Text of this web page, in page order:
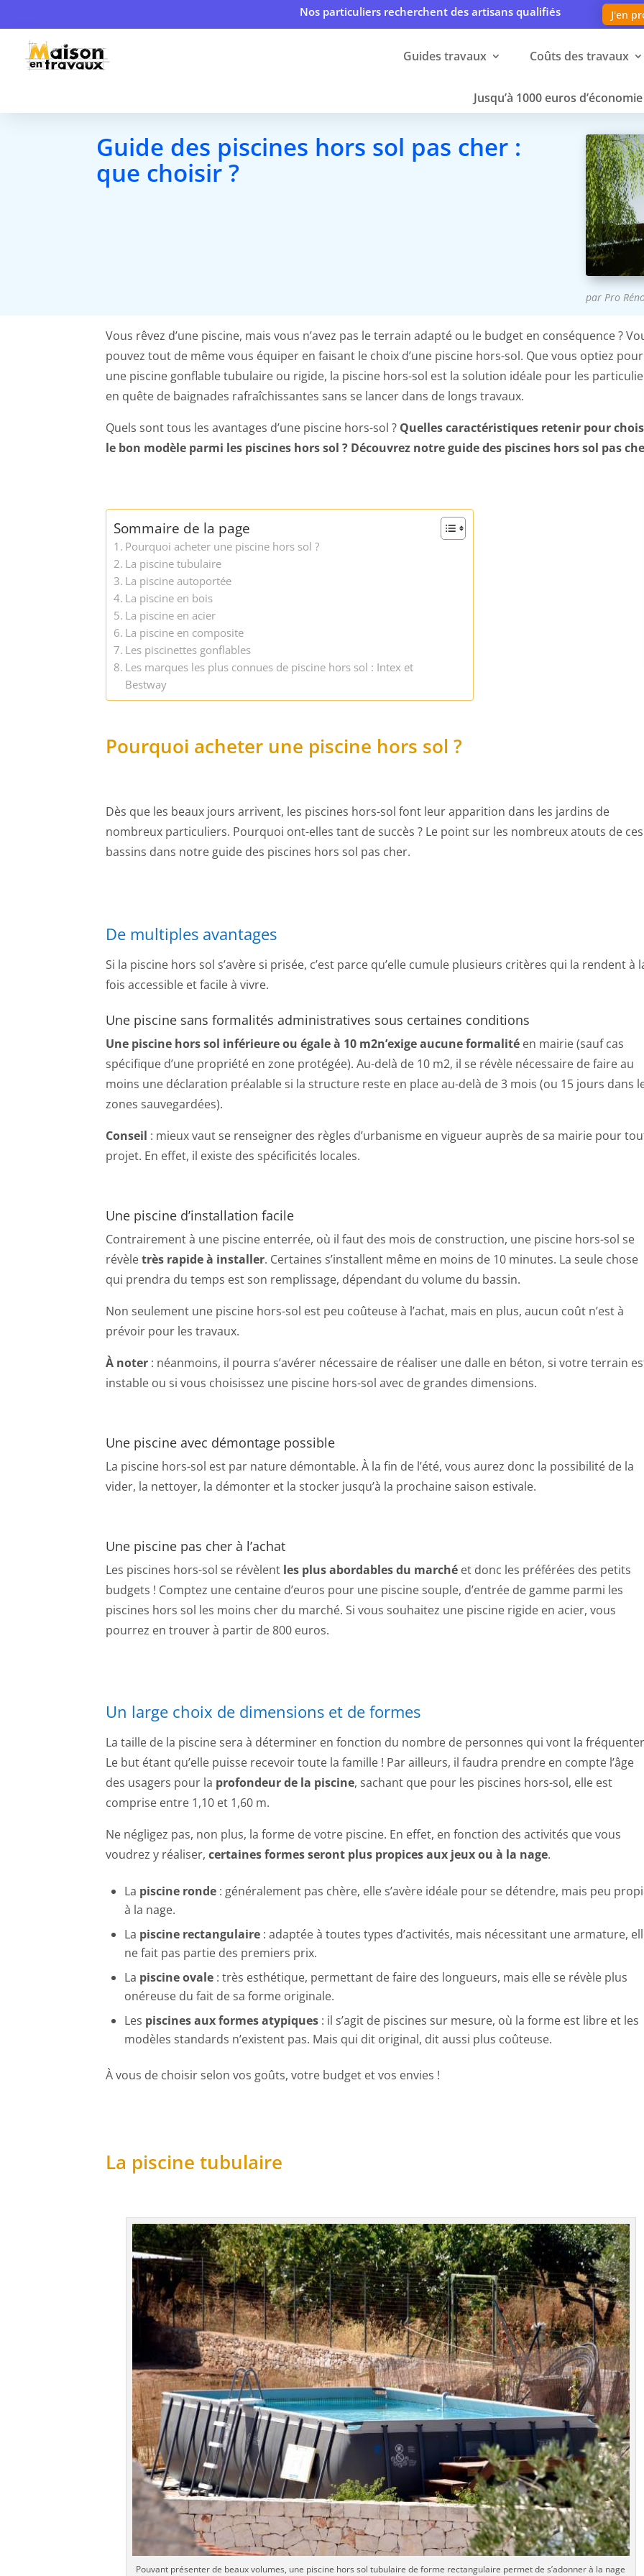
Nos particuliers recherchent des artisans qualifiés J'en
Guides travaux Coûts des travaux
Jusqu’à 1000 euros
Guide des piscines hors sol pas cher :
que choisir ?
par Pro
Vous rêvez d’une piscine, mais vous n’avez pas le terrain adapté ou le budget en conséquence ?
pouvez tout de même vous équiper en faisant le choix d’une piscine hors-sol. Que vous optiez pour
une piscine gonflable tubulaire ou rigide, la piscine hors-sol est la solution idéale pour les
en quête de baignades rafraîchissantes sans se lancer dans de longs travaux.
Quels sont tous les avantages d’une piscine hors-sol ? Quelles caractéristiques retenir pour
le bon modèle parmi les piscines hors sol ? Découvrez notre guide des piscines hors sol pas
Sommaire de la page
Pourquoi acheter une piscine hors sol ?
La piscine tubulaire
La piscine autoportée
La piscine en bois
La piscine en acier
La piscine en composite
Les piscinettes gonflables
Les marques les plus connues de piscine hors sol : Intex et
Bestway
Pourquoi acheter une piscine hors sol ?
Dès que les beaux jours arrivent, les piscines hors-sol font leur apparition dans les jardins de
nombreux particuliers. Pourquoi ont-elles tant de succès ? Le point sur les nombreux atouts de ces
bassins dans notre guide des piscines hors sol pas cher.
De multiples avantages
Si la piscine hors sol s’avère si prisée, c’est parce qu’elle cumule plusieurs critères qui la rendent à
fois accessible et facile à vivre.
Une piscine sans formalités administratives sous certaines conditions
Une piscine hors sol inférieure ou égale à 10 m2n’exige aucune formalité en mairie (sauf cas
spécifique d’une propriété en zone protégée). Au-delà de 10 m2, il se révèle nécessaire de faire au
moins une déclaration préalable si la structure reste en place au-delà de 3 mois (ou 15 jours dans
zones sauvegardées).
Conseil : mieux vaut se renseigner des règles d’urbanisme en vigueur auprès de sa mairie pour
projet. En effet, il existe des spécificités locales.
Une piscine d’installation facile
Contrairement à une piscine enterrée, où il faut des mois de construction, une piscine hors-sol se
révèletrès rapide à installer. Certaines s’installent même en moins de 10 minutes. La seule chose
qui prendra du temps est son remplissage, dépendant du volume du bassin.
Non seulement une piscine hors-sol est peu coûteuse à l’achat, mais en plus, aucun coût n’est à
prévoir pour les travaux.
À noter : néanmoins, il pourra s’avérer nécessaire de réaliser une dalle en béton, si votre terrain
instable ou si vous choisissez une piscine hors-sol avec de grandes dimensions.
Une piscine avec démontage possible
La piscine hors-sol est par nature démontable. À la fin de l’été, vous aurez donc la possibilité de la
vider, la nettoyer, la démonter et la stocker jusqu’à la prochaine saison estivale.
Une piscine pas cher à l’achat
Les piscines hors-sol se révèlent les plus abordables du marché et donc les préférées des petits
budgets ! Comptez une centaine d’euros pour une piscine souple, d’entrée de gamme parmi les
piscines hors sol les moins cher du marché. Si vous souhaitez une piscine rigide en acier, vous
pourrez en trouver à partir de 800 euros.
Un large choix de dimensions et de formes
La taille de la piscine sera à déterminer en fonction du nombre de personnes qui vont la
Le but étant qu’elle puisse recevoir toute la famille ! Par ailleurs, il faudra prendre en compte l’âge
des usagers pour la profondeur de la piscine, sachant que pour les piscines hors-sol, elle est
comprise entre 1,10 et 1,60 m.
Ne négligez pas, non plus, la forme de votre piscine. En effet, en fonction des activités que vous
voudrez y réaliser, certaines formes seront plus propices aux jeux ou à la nage.
La piscine ronde : généralement pas chère, elle s’avère idéale pour se détendre, mais peu
à la nage.
La piscine rectangulaire : adaptée à toutes types d’activités, mais nécessitant une armature,
ne fait pas partie des premiers prix.
La piscine ovale : très esthétique, permettant de faire des longueurs, mais elle se révèle plus
onéreuse du fait de sa forme originale.
Les piscines aux formes atypiques : il s’agit de piscines sur mesure, où la forme est libre et les
modèles standards n’existent pas. Mais qui dit original, dit aussi plus coûteuse.
À vous de choisir selon vos goûts, votre budget et vos envies !
La piscine tubulaire
Pouvant présenter de beaux volumes, une piscine hors sol tubulaire de forme rectangulaire permet de s’adonner à la nage